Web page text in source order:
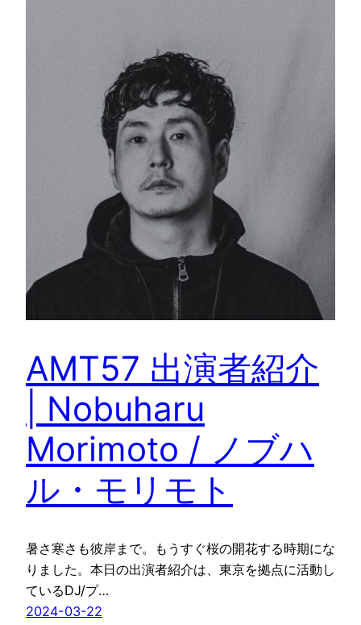
AMT57 出演者紹介
| Nobuharu
Morimoto / ノブハ
ル・モリモト
暑さ寒さも彼岸まで。もうすぐ桜の開花する時期にな
りました。本日の出演者紹介は、東京を拠点に活動し
ているDJ/プ…
2024-03-22